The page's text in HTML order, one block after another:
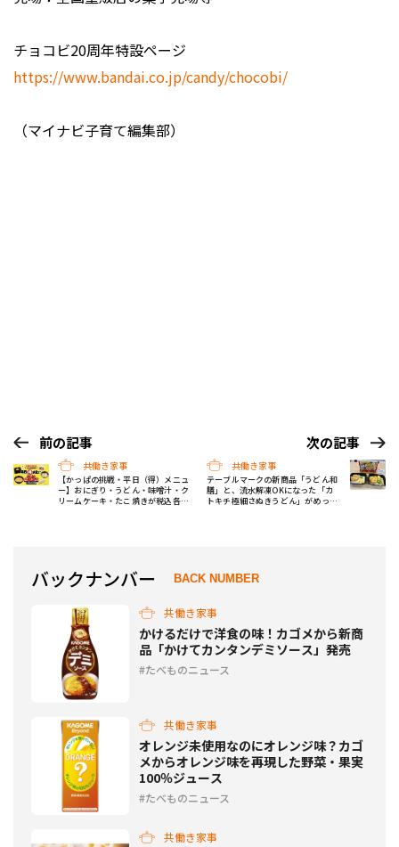
チョコビ20周年特設ページ
https://www.bandai.co.jp/candy/chocobi/
（マイナビ子育て編集部）
前の記事
共働き家事
【かっぱの挑戦・平日（得）メニュ
ー】おにぎり・うどん・味噌汁・ク
リームケーキ・たこ焼きが税込各90
次の記事
共働き家事
テーブルマークの新商品「うどん和
膳」と、流水解凍OKになった「カ
トキチ極細さぬきうどん」がめっち
バックナンバー BACK NUMBER
共働き家事
かけるだけで洋食の味！カゴメから新商
品「かけてカンタンデミソース」発売
たべものニュース
共働き家事
オレンジ未使用なのにオレンジ味？カゴ
メからオレンジ味を再現した野菜・果実
100％ジュース
たべものニュース
共働き家事